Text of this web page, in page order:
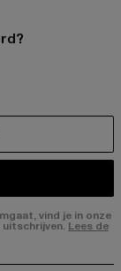
vind je in onze
Lees de